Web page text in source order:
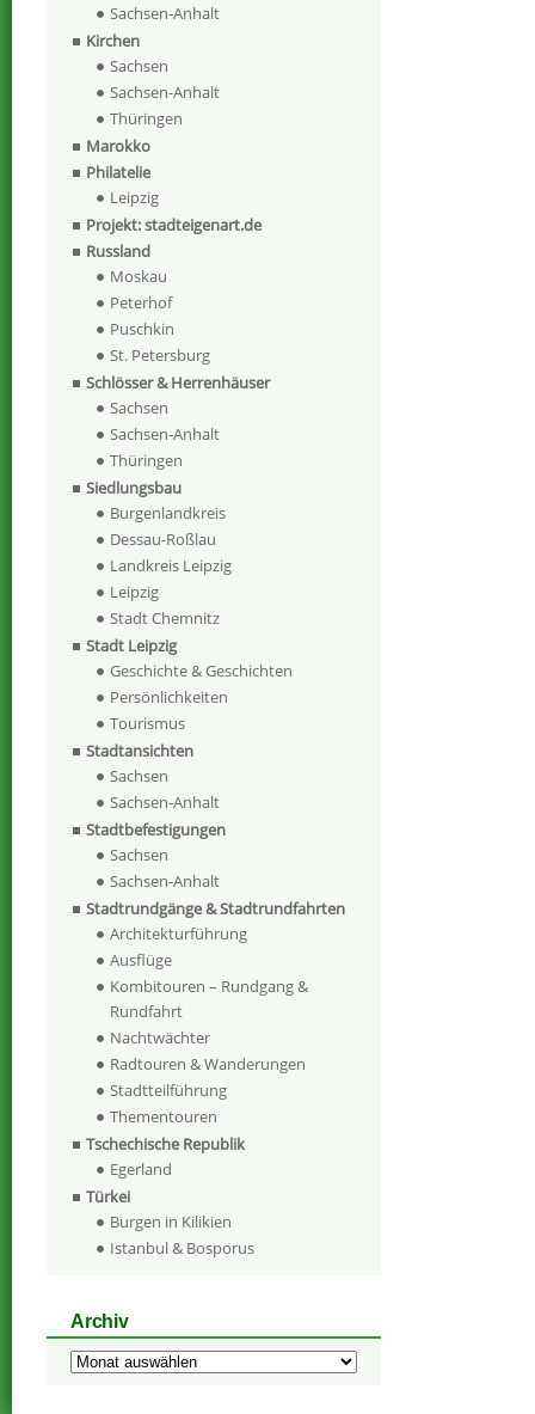
Sachsen-Anhalt
Kirchen
Sachsen
Sachsen-Anhalt
Thüringen
Marokko
Philatelie
Leipzig
Projekt: stadteigenart.de
Russland
Moskau
Peterhof
Puschkin
St. Petersburg
Schlösser & Herrenhäuser
Sachsen
Sachsen-Anhalt
Thüringen
Siedlungsbau
Burgenlandkreis
Dessau-Roßlau
Landkreis Leipzig
Leipzig
Stadt Chemnitz
Stadt Leipzig
Geschichte & Geschichten
Persönlichkeiten
Tourismus
Stadtansichten
Sachsen
Sachsen-Anhalt
Stadtbefestigungen
Sachsen
Sachsen-Anhalt
Stadtrundgänge & Stadtrundfahrten
Architekturführung
Ausflüge
Kombitouren – Rundgang &
Rundfahrt
Nachtwächter
Radtouren & Wanderungen
Stadtteilführung
Thementouren
Tschechische Republik
Egerland
Türkei
Burgen in Kilikien
Istanbul & Bosporus
Archiv
Archiv